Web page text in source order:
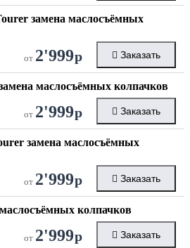
замена маслосъёмных
от 2'999р Заказать
маслосъёмных колпачков
от 2'999р Заказать
замена маслосъёмных
от 2'999р Заказать
маслосъёмных колпачков
от 2'999р Заказать